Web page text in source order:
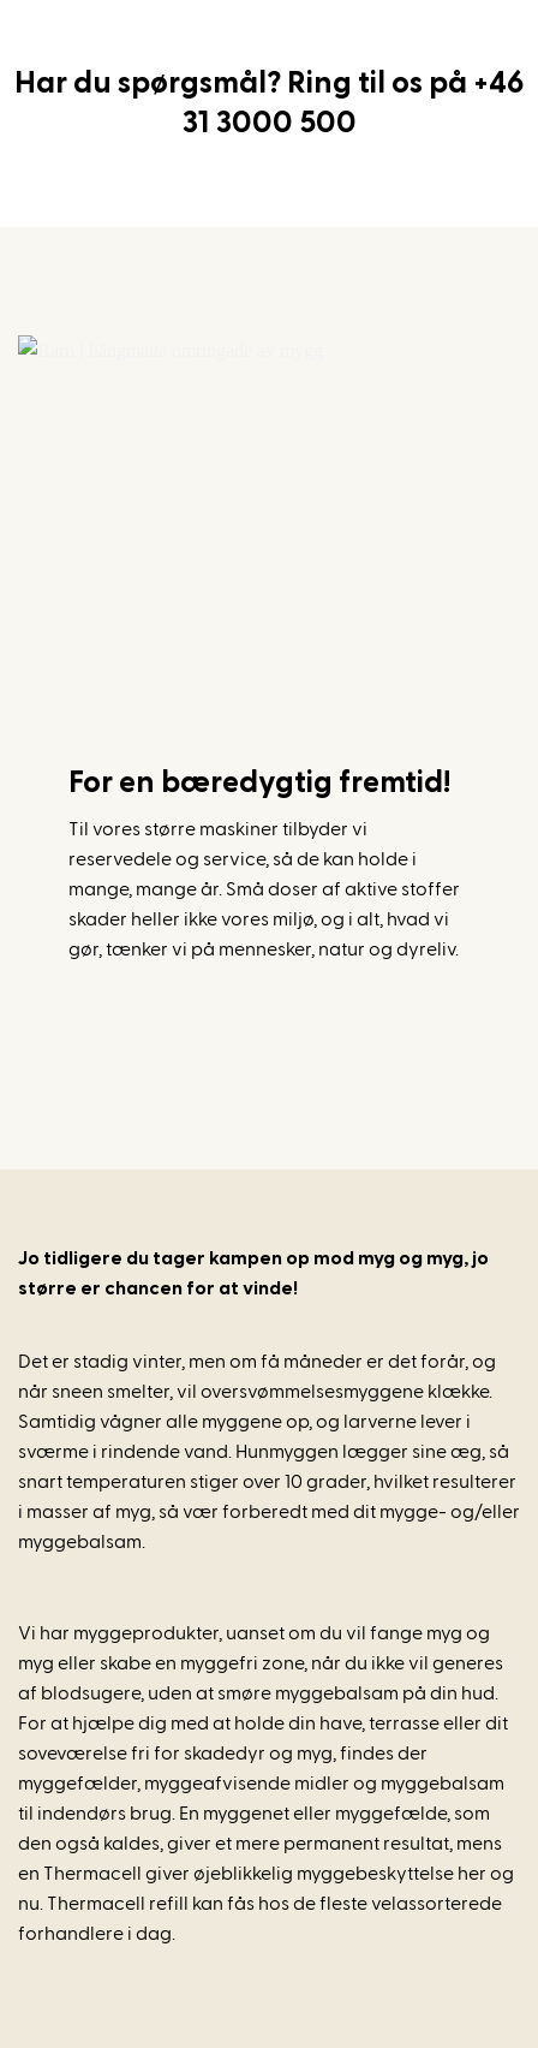
Har du spørgsmål? Ring til os på +46
31 3000 500
For en bæredygtig fremtid!
Til vores større maskiner tilbyder vi
reservedele og service, så de kan holde i
mange, mange år. Små doser af aktive stoffer
skader heller ikke vores miljø, og i alt, hvad vi
gør, tænker vi på mennesker, natur og dyreliv.
Jo tidligere du tager kampen op mod myg og myg, jo
større er chancen for at vinde!
Det er stadig vinter, men om få måneder er det forår, og
når sneen smelter, vil oversvømmelsesmyggene klække.
Samtidig vågner alle myggene op, og larverne lever i
sværme i rindende vand. Hunmyggen lægger sine æg, så
snart temperaturen stiger over 10 grader, hvilket resulterer
i masser af myg, så vær forberedt med dit mygge- og/eller
myggebalsam.
Vi har myggeprodukter, uanset om du vil fange myg og
myg eller skabe en myggefri zone, når du ikke vil generes
af blodsugere, uden at smøre myggebalsam på din hud.
For at hjælpe dig med at holde din have, terrasse eller dit
soveværelse fri for skadedyr og myg, findes der
myggefælder, myggeafvisende midler og myggebalsam
til indendørs brug. En myggenet eller myggefælde, som
den også kaldes, giver et mere permanent resultat, mens
en Thermacell giver øjeblikkelig myggebeskyttelse her og
nu. Thermacell refill kan fås hos de fleste velassorterede
forhandlere i dag.